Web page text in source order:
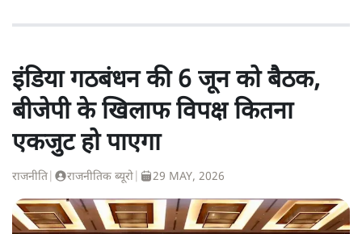
इंडिया गठबंधन की 6 जून को बैठक,
बीजेपी के खिलाफ विपक्ष कितना
एकजुट हो पाएगा
राजनीति राजनीतिक ब्यूरो 29 MAY, 2026